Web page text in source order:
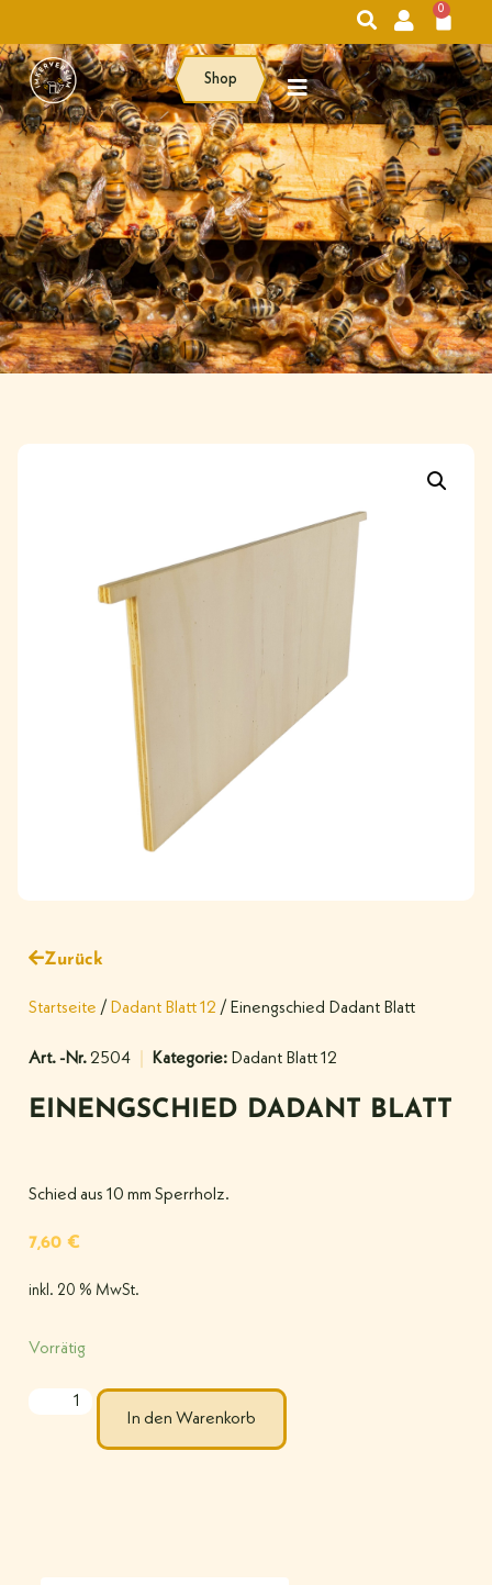
0
Shop
Zurück
Startseite / Dadant Blatt 12 / Einengschied Dadant Blatt
Art. -Nr.2504 Kategorie: Dadant Blatt 12
EINENGSCHIED DADANT BLATT
Schied aus 10 mm Sperrholz.
7,60 €
inkl. 20 % MwSt.
Vorrätig
In den Warenkorb